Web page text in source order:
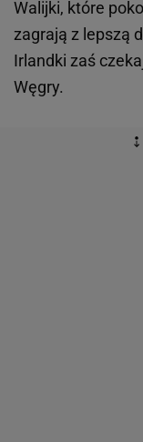
Walijki, które
zagrają z lepszą
Irlandki zaś
Węgry.